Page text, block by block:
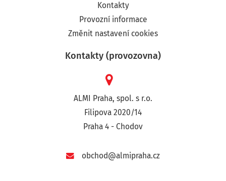
Kontakty
Provozní informace
Změnit nastavení cookies
Kontakty (provozovna)
ALMI Praha, spol. s r.o.
Filipova 2020/14
Praha 4 - Chodov
obchod@almipraha.cz